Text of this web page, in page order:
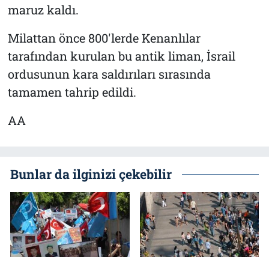
maruz kaldı.
Milattan önce 800'lerde Kenanlılar
tarafından kurulan bu antik liman, İsrail
ordusunun kara saldırıları sırasında
tamamen tahrip edildi.
AA
Bunlar da ilginizi çekebilir